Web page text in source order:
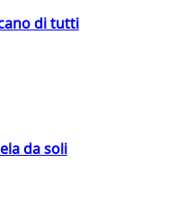
di tutti
da soli